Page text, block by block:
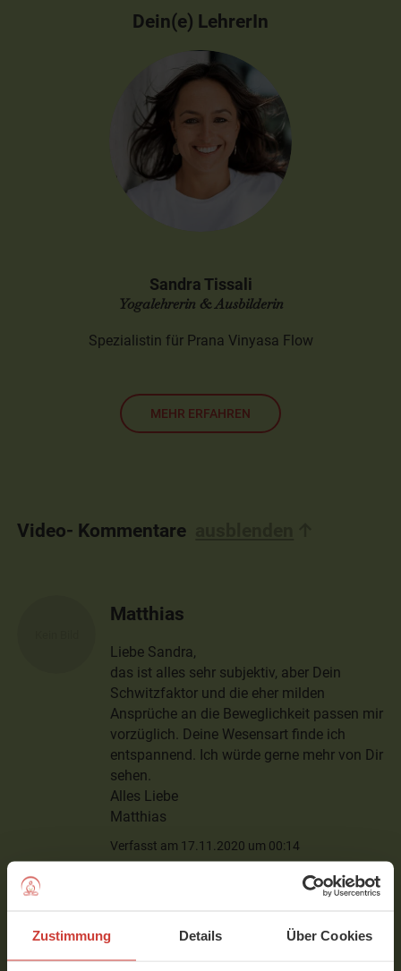
Zustimmung Details Über Cookies
Dein(e) LehrerIn
Sandra Tissali
Yogalehrerin & Ausbilderin
Spezialistin für Prana Vinyasa Flow
MEHR ERFAHREN
Video- Kommentare
Matthias
Liebe Sandra,
das ist alles sehr subjektiv, aber Dein
Schwitzfaktor und die eher milden
Ansprüche an die Beweglichkeit passen mir
vorzüglich. Deine Wesensart finde ich
entspannend. Ich würde gerne mehr von Dir
sehen.
Alles Liebe
Matthias
Verfasst am 17.11.2020 um 00:14